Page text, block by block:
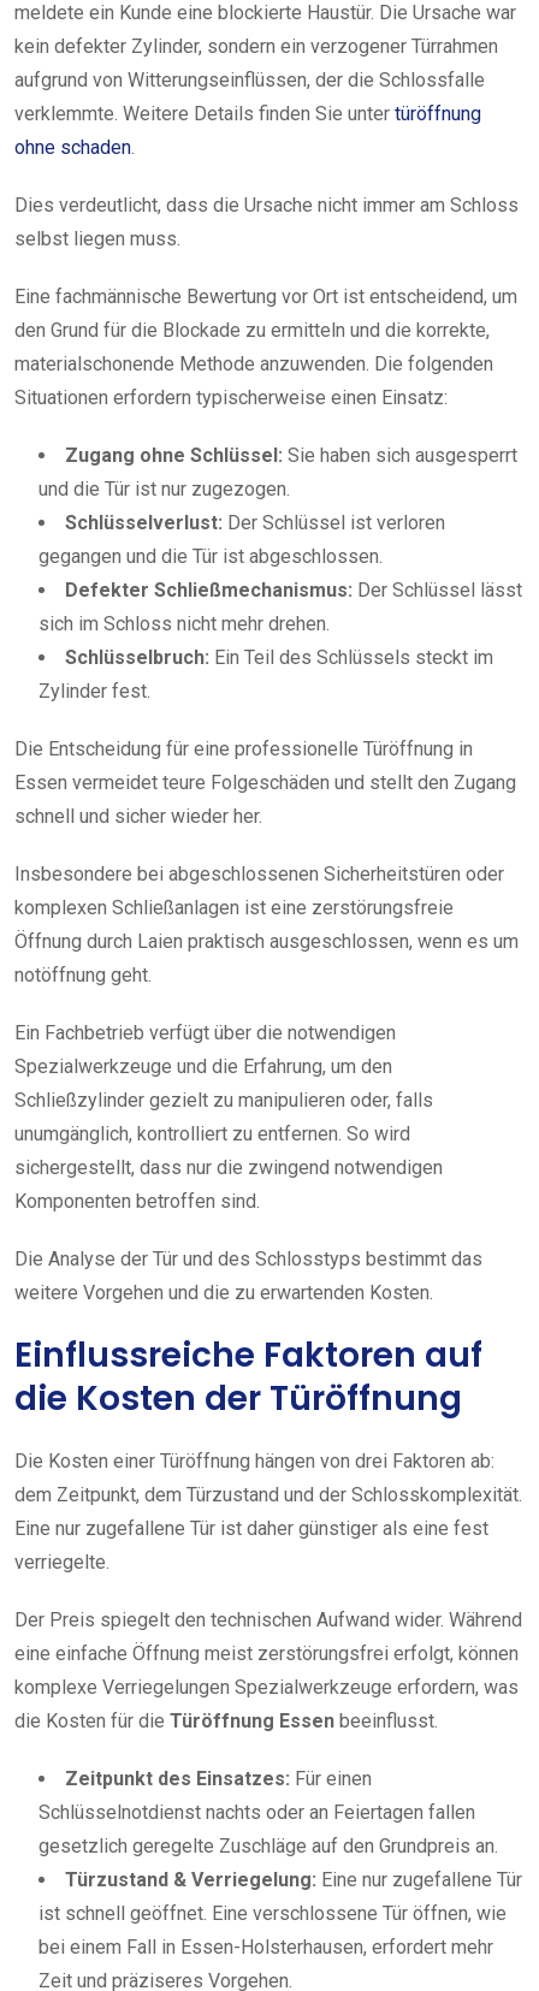
meldete ein Kunde eine blockierte Haustür. Die Ursache war
kein defekter Zylinder, sondern ein verzogener Türrahmen
aufgrund von Witterungseinflüssen, der die Schlossfalle
verklemmte. Weitere Details finden Sie unter türöffnung
ohne schaden
Dies verdeutlicht, dass die Ursache nicht immer am Schloss
selbst liegen muss.
Eine fachmännische Bewertung vor Ort ist entscheidend, um
den Grund für die Blockade zu ermitteln und die korrekte,
materialschonende Methode anzuwenden. Die folgenden
Situationen erfordern typischerweise einen Einsatz:
Zugang ohne Schlüssel: Sie haben sich ausgesperrt
und die Tür ist nur zugezogen.
Schlüsselverlust: Der Schlüssel ist verloren
gegangen und die Tür ist abgeschlossen.
Defekter Schließmechanismus: Der Schlüssel lässt
sich im Schloss nicht mehr drehen.
Schlüsselbruch: Ein Teil des Schlüssels steckt im
Zylinder fest.
Die Entscheidung für eine professionelle Türöffnung in
Essen vermeidet teure Folgeschäden und stellt den Zugang
schnell und sicher wieder her.
Insbesondere bei abgeschlossenen Sicherheitstüren oder
komplexen Schließanlagen ist eine zerstörungsfreie
Öffnung durch Laien praktisch ausgeschlossen, wenn es um
notöffnung geht.
Ein Fachbetrieb verfügt über die notwendigen
Spezialwerkzeuge und die Erfahrung, um den
Schließzylinder gezielt zu manipulieren oder, falls
unumgänglich, kontrolliert zu entfernen. So wird
sichergestellt, dass nur die zwingend notwendigen
Komponenten betroffen sind.
Die Analyse der Tür und des Schlosstyps bestimmt das
weitere Vorgehen und die zu erwartenden Kosten.
Einflussreiche Faktoren auf
die Kosten der Türöffnung
Die Kosten einer Türöffnung hängen von drei Faktoren ab:
dem Zeitpunkt, dem Türzustand und der Schlosskomplexität.
Eine nur zugefallene Tür ist daher günstiger als eine fest
verriegelte.
Der Preis spiegelt den technischen Aufwand wider. Während
eine einfache Öffnung meist zerstörungsfrei erfolgt, können
komplexe Verriegelungen Spezialwerkzeuge erfordern, was
die Kosten für die Türöffnung Essen beeinflusst.
Zeitpunkt des Einsatzes: Für einen
Schlüsselnotdienst nachts oder an Feiertagen fallen
gesetzlich geregelte Zuschläge auf den Grundpreis an.
Türzustand & Verriegelung: Eine nur zugefallene Tür
ist schnell geöffnet. Eine verschlossene Tür öffnen, wie
bei einem Fall in Essen-Holsterhausen, erfordert mehr
Zeit und präziseres Vorgehen.